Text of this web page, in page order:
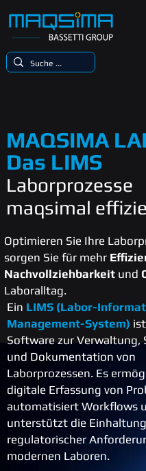
MAQSIMA
Das LIMS
Laborprozesse
maqsimal
Optimieren Sie Ihre
sorgen Sie für mehr
Nachvollziehbarkeit und
Laboralltag.
Ein LIMS (Labor-
Management-System)
Software zur Verwaltung,
und Dokumentation von
Laborprozessen. Es
digitale Erfassung von
automatisiert Workflows
unterstützt die Einhaltung
regulatorischer
modernen Laboren.